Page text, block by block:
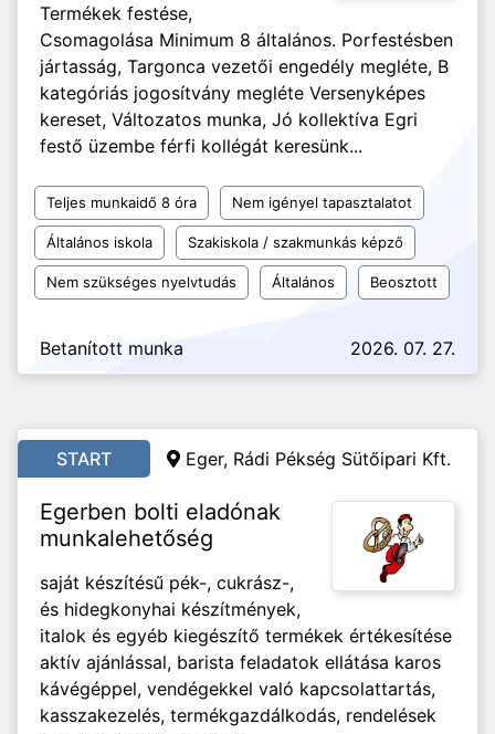
Termékek festése,
Csomagolása Minimum 8 általános. Porfestésben
jártasság, Targonca vezetői engedély megléte, B
kategóriás jogosítvány megléte Versenyképes
kereset, Változatos munka, Jó kollektíva Egri
festő üzembe férfi kollégát keresünk...
Teljes munkaidő 8 óra Nem igényel tapasztalatot
Általános iskola Szakiskola / szakmunkás képző
Nem szükséges nyelvtudás Általános Beosztott
Betanított munka 2026. 07. 27.
START Eger, Rádi Pékség Sütőipari Kft.
Egerben bolti eladónak
munkalehetőség
saját készítésű pék-, cukrász-,
és hidegkonyhai készítmények,
italok és egyéb kiegészítő termékek értékesítése
aktív ajánlással, barista feladatok ellátása karos
kávégéppel, vendégekkel való kapcsolattartás,
kasszakezelés, termékgazdálkodás, rendelések